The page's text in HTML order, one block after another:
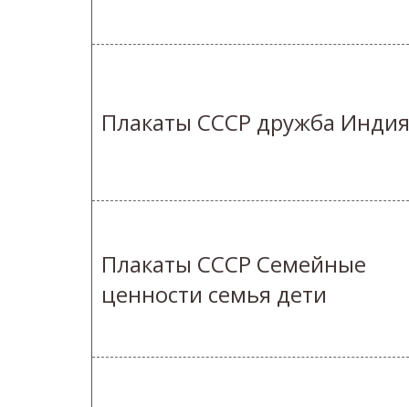
Плакаты СССР дружба Индия
Плакаты СССР Семейные
ценности семья дети